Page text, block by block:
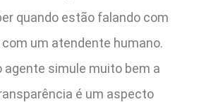
quando estão falando com
com um atendente humano.
agente simule muito bem a
é um aspecto